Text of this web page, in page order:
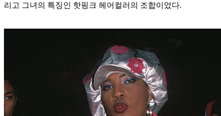
리고 그녀의 특징인 핫핑크 헤어컬러의 조합이었다.